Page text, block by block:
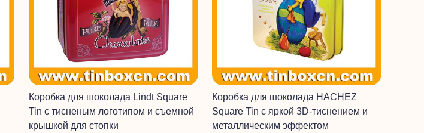
Коробка для шоколада Lindt Square
Tin с тисненым логотипом и съемной
крышкой для стопки
Коробка для шоколада HACHEZ
Square Tin с яркой 3D-тиснением и
металлическим эффектом